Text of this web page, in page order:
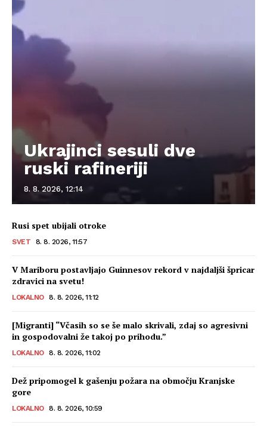
Ukrajinci sesuli dve
ruski rafineriji
8. 8. 2026, 12:14
Rusi spet ubijali otroke
SVET 8. 8. 2026, 11:57
V Mariboru postavljajo Guinnesov rekord v najdaljši špricar
zdravici na svetu!
LOKALNO 8. 8. 2026, 11:12
[Migranti] “Včasih so se še malo skrivali, zdaj so agresivni
in gospodovalni že takoj po prihodu.”
LOKALNO 8. 8. 2026, 11:02
Dež pripomogel k gašenju požara na območju Kranjske
gore
LOKALNO 8. 8. 2026, 10:59